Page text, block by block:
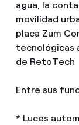
agua, la
movilidad
placa Zum
tecnológicas
de RetoTech
Entre sus
* Luces